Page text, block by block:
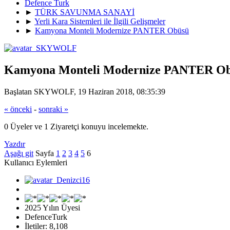
Defence Turk
► TÜRK SAVUNMA SANAYİ
► Yerli Kara Sistemleri ile İlgili Gelişmeler
► Kamyona Monteli Modernize PANTER Obüsü
Kamyona Monteli Modernize PANTER
Başlatan SKYWOLF, 19 Haziran 2018, 08:35:39
« önceki - sonraki »
0 Üyeler ve 1 Ziyaretçi konuyu incelemekte.
Yazdır
Aşağı git Sayfa 1 2 3 4 5 6
Kullanıcı Eylemleri
2025 Yılın Üyesi
DefenceTurk
İletiler: 8,108